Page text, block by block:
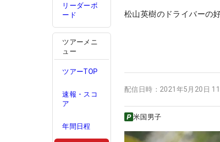
リーダーボ
ード
ツアーメニ
ュー
ツアーTOP
速報・スコ
ア
年間日程
松山英樹のドライバーの
配信日時： 2021年5月20日
米国男子